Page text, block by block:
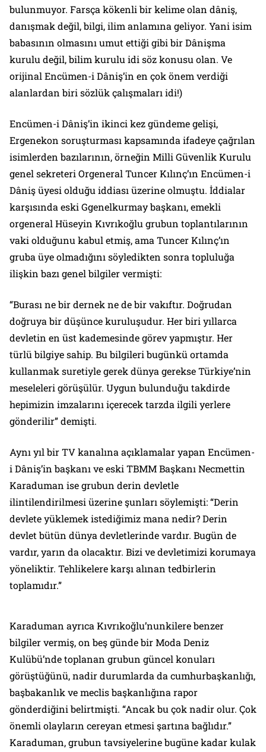
bulunmuyor. Farsça kökenli bir kelime olan dâniş,
danışmak değil, bilgi, ilim anlamına geliyor. Yani isim
babasının olmasını umut ettiği gibi bir Dânişma
kurulu değil, bilim kurulu idi söz konusu olan. Ve
orijinal Encümen-i Dâniş’in en çok önem verdiği
alanlardan biri sözlük çalışmaları idi!)
Encümen-i Dâniş’in ikinci kez gündeme gelişi,
Ergenekon soruşturması kapsamında ifadeye çağrılan
isimlerden bazılarının, örneğin Milli Güvenlik Kurulu
genel sekreteri Orgeneral Tuncer Kılınç’ın Encümen-i
Dâniş üyesi olduğu iddiası üzerine olmuştu. İddialar
karşısında eski Ggenelkurmay başkanı, emekli
orgeneral Hüseyin Kıvrıkoğlu grubun toplantılarının
vaki olduğunu kabul etmiş, ama Tuncer Kılınç’ın
gruba üye olmadığını söyledikten sonra topluluğa
ilişkin bazı genel bilgiler vermişti:
“Burası ne bir dernek ne de bir vakıftır. Doğrudan
doğruya bir düşünce kuruluşudur. Her biri yıllarca
devletin en üst kademesinde görev yapmıştır. Her
türlü bilgiye sahip. Bu bilgileri bugünkü ortamda
kullanmak suretiyle gerek dünya gerekse Türkiye’nin
meseleleri görüşülür. Uygun bulunduğu takdirde
hepimizin imzalarını içerecek tarzda ilgili yerlere
gönderilir” demişti.
Aynı yıl bir TV kanalına açıklamalar yapan Encümen-
i Dâniş’in başkanı ve eski TBMM Başkanı Necmettin
Karaduman ise grubun derin devletle
ilintilendirilmesi üzerine şunları söylemişti: “Derin
devlete yüklemek istediğimiz mana nedir? Derin
devlet bütün dünya devletlerinde vardır. Bugün de
vardır, yarın da olacaktır. Bizi ve devletimizi korumaya
yöneliktir. Tehlikelere karşı alınan tedbirlerin
toplamıdır.”
Karaduman ayrıca Kıvrıkoğlu’nunkilere benzer
bilgiler vermiş, on beş günde bir Moda Deniz
Kulübü’nde toplanan grubun güncel konuları
görüştüğünü, nadir durumlarda da cumhurbaşkanlığı,
başbakanlık ve meclis başkanlığına rapor
gönderdiğini belirtmişti. “Ancak bu çok nadir olur. Çok
önemli olayların cereyan etmesi şartına bağlıdır.”
Karaduman, grubun tavsiyelerine bugüne kadar kulak